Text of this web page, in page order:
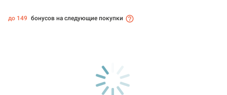
до 149 бонусов на следующие покупки